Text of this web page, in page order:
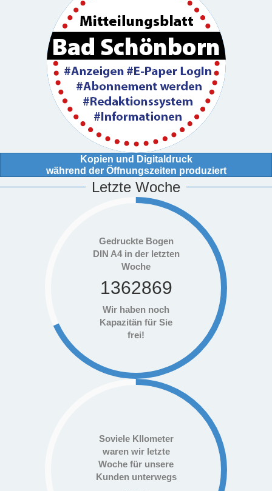
Kopien und Digitaldruck
während der Öffnungszeiten produziert
Letzte Woche
Gedruckte Bogen
DIN A4 in der letzten
Woche
1362869
Wir haben noch
Kapazitän für Sie
frei!
Soviele KIlometer
waren wir letzte
Woche für unsere
Kunden unterwegs